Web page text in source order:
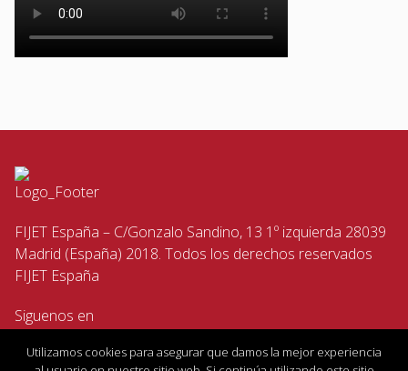
FIJET España – C/Gonzalo Sandino, 13 1º izquierda 28039
Madrid (España) 2018. Todos los derechos reservados
FIJET España
Siguenos en
Utilizamos cookies para asegurar que damos la mejor experiencia